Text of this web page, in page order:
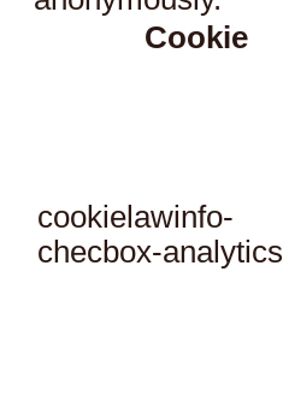
Cookie
cookielawinfo-
checbox-analytics